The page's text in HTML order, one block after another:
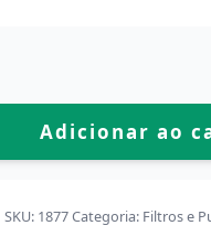
Adicionar ao
SKU: 1877Categoria: Filtros e